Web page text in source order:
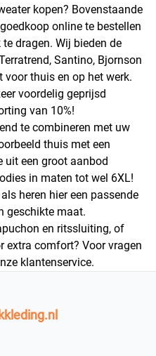
kopen? Bovenstaande
online te bestellen
dragen. Wij bieden de
Santino, Bjornson
voor thuis en op het werk.
voordelig geprijsd
van 10%!
te combineren met uw
thuis met een
uit een groot aanbod
in maten tot wel 6XL!
heren hier een passende
geschikte maat.
en ritssluiting, of
extra comfort? Voor vragen
klantenservice.